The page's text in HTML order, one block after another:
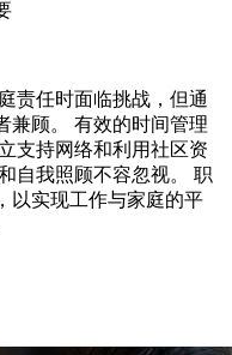
责任时面临挑战，但通
兼顾。 有效的时间管理
支持网络和利用社区资
自我照顾不容忽视。 职
以实现工作与家庭的平